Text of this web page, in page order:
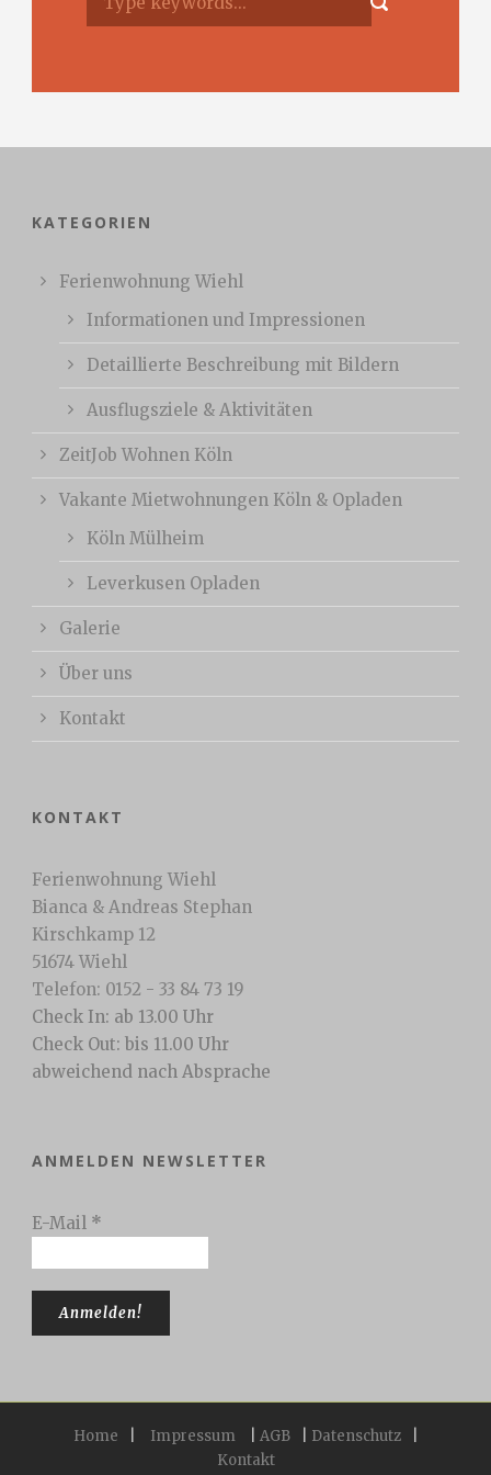
KATEGORIEN
Ferienwohnung Wiehl
Informationen und Impressionen
Detaillierte Beschreibung mit Bildern
Ausflugsziele & Aktivitäten
ZeitJob Wohnen Köln
Vakante Mietwohnungen Köln & Opladen
Köln Mülheim
Leverkusen Opladen
Galerie
Über uns
Kontakt
KONTAKT
Ferienwohnung Wiehl
Bianca & Andreas Stephan
Kirschkamp 12
51674 Wiehl
Telefon: 0152 - 33 84 73 19
Check In: ab 13.00 Uhr
Check Out: bis 11.00 Uhr
abweichend nach Absprache
ANMELDEN NEWSLETTER
E-Mail *
Home Impressum AGB Datenschutz
Kontakt